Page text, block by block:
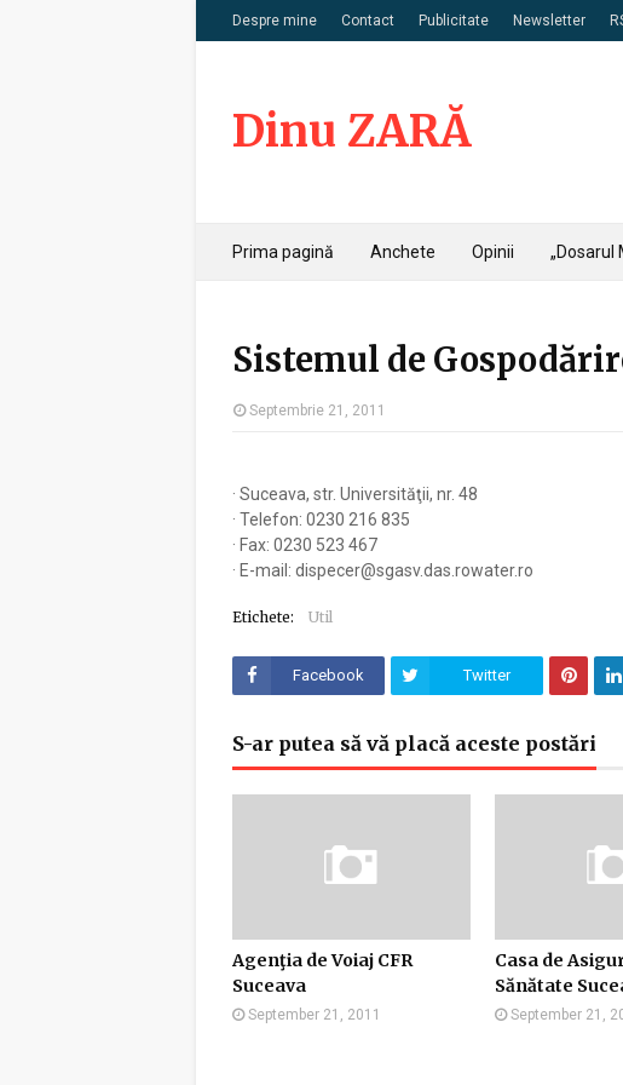
Despre mine Contact Publicitate Newsletter
Dinu ZARĂ
Prima pagină Anchete Opinii „Dosarul
Sistemul de
Septembrie 21, 2011
· Suceava, str. Universităţii, nr. 48
· Telefon: 0230 216 835
· Fax: 0230 523 467
· E-mail: dispecer@sgasv.das.rowater.ro
Etichete: Util
Facebook Twitter
S-ar putea să vă placă aceste postări
Agenţia de Voiaj CFR
Suceava
September 21, 2011
Casa de
Sănătate
September 21,